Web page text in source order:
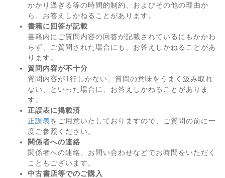
かかり過ぎる等の時間的制約、およびその他の理由か
ら、お答えしかねることがあります。
書籍に回答が記載
書籍内にご質問内容の回答が記載されているにもかかわ
らず、ご質問された場合にも、お答えしかねることがあ
ります。
質問内容が不十分
質問内容が1行しかない、質問の意味をうまく汲み取れ
ない、といった場合に、お答えしかねることがありま
す。
正誤表に掲載済
正誤表をご用意いたしておりますので、ご質問の前に一
度ご参照ください。
関係者への連絡
関係者への連絡、お問い合わせなどでお時間をいただく
こともございます。
中古書店等でのご購入